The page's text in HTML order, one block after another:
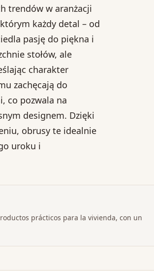
trendów w aranżacji
każdy detal – od
pasję do piękna i
stołów, ale
charakter
zachęcają do
co pozwala na
designem. Dzięki
obrusy te idealnie
uroku i
prácticos para la vivienda, con un